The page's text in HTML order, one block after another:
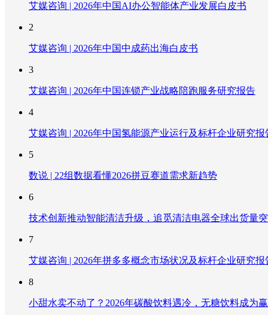
艾媒咨询 | 2026年中国AI办公智能体产业发展白皮书
2
艾媒咨询 | 2026年中国中成药出海白皮书
3
艾媒咨询 | 2026年中国连锁产业战略陪跑服务研究报告
4
艾媒咨询 | 2026年中国氢能源产业运行及标杆企业研究报
5
数说 | 22组数据看懂2026拼豆赛道需求新趋势
6
技术创新推动智能清洁升级，追觅清洁电器全球出货量
7
艾媒咨询 | 2026年拼多多概念市场状况及标杆企业研究报
8
小甜水卖不动了？2026年碳酸饮料遇冷，无糖饮料成为